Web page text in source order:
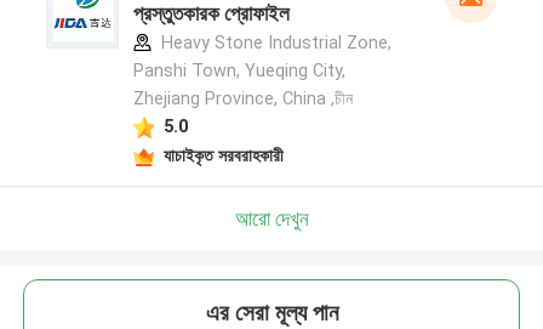
প্রস্তুতকারক প্রোফাইল
Heavy Stone Industrial Zone,
Panshi Town, Yueqing City,
Zhejiang Province, China ,চীন
5.0
যাচাইকৃত সরবরাহকারী
আরো দেখুন
এর সেরা মূল্য পান